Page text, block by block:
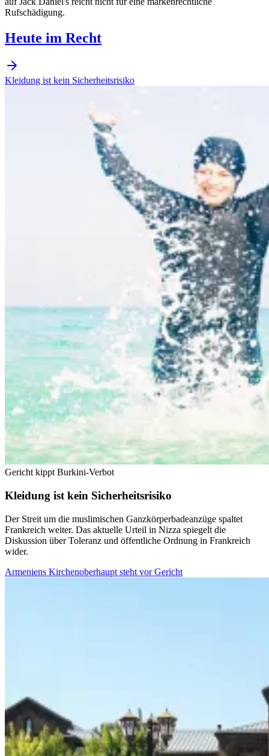
Rufschädigung.
Heute im Recht
Kleidung ist kein Sicherheitsrisiko
Gericht kippt Burkini-Verbot
Kleidung ist kein Sicherheitsrisiko
Der Streit um die muslimischen Ganzkörperbadeanzüge spaltet
Frankreich weiter. Das aktuelle Urteil in Nizza spiegelt die
Diskussion über Toleranz und öffentliche Ordnung in Frankreich
wider.
Armeniens Kirchenoberhaupt steht vor Gericht